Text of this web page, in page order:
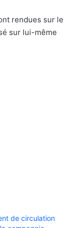
rendues sur le
sur lui-même
de circulation